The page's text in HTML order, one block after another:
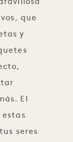
que
y
El
estas
seres